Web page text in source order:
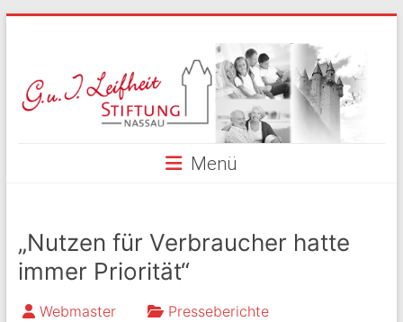
und
I.
Menü
„Nutzen für Verbraucher hatte
immer Priorität“
Webmaster Presseberichte